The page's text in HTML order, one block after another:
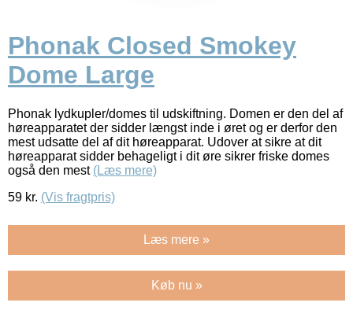
Phonak Closed Smokey
Dome Large
Phonak lydkupler/domes til udskiftning. Domen er den del af
høreapparatet der sidder længst inde i øret og er derfor den
mest udsatte del af dit høreapparat. Udover at sikre at dit
høreapparat sidder behageligt i dit øre sikrer friske domes
også den mest (Læs mere)
59 kr. (Vis fragtpris)
Læs mere »
Køb nu »